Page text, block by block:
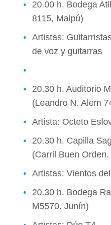
20.00 h. Bodega
8115, Maipú)
Artistas:
de voz y guitarras
20.30 h. Auditorio
(Leandro N. Alem
Artista: Octeto
20.30 h. Capilla
(Carril Buen
Artistas: Vientos
20.30 h. Bodega
M5570. Junín)